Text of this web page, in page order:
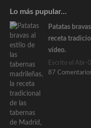
Lo más pupular…
Patatas
receta
vídeo.
Escrito el Abr-
87